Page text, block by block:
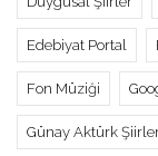
Edebiyat Portal
Fon Müziği
Günay Aktürk